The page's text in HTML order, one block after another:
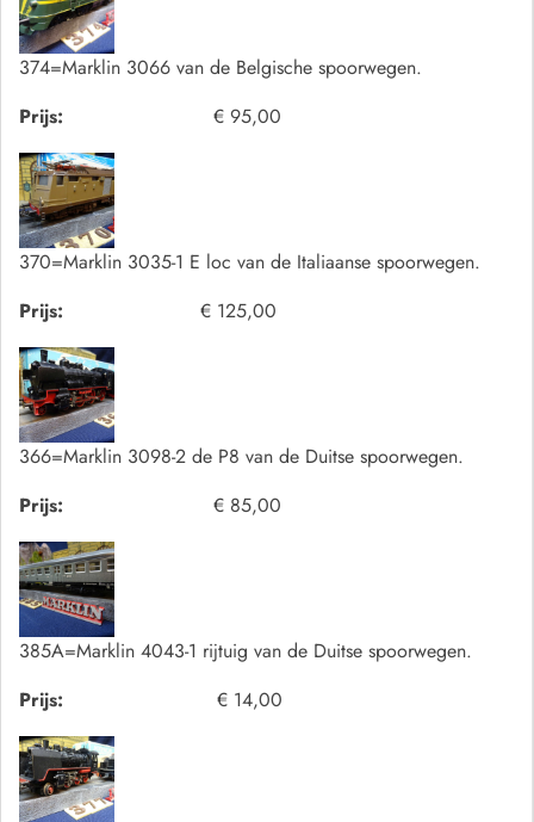
374=Marklin 3066 van de Belgische spoorwegen.
Prijs:
€ 95,00
370=Marklin 3035-1 E loc van de Italiaanse spoorwegen.
Prijs:
€ 125,00
366=Marklin 3098-2 de P8 van de Duitse spoorwegen.
Prijs:
€ 85,00
385A=Marklin 4043-1 rijtuig van de Duitse spoorwegen.
Prijs:
€ 14,00